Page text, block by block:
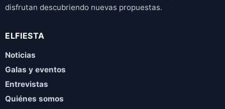
disfrutan descubriendo nuevas propuestas.
ELFIESTA
Noticias
Galas y eventos
Entrevistas
Quiénes somos